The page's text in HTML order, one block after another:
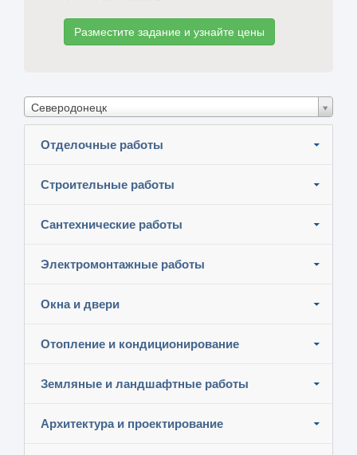
Разместите задание и узнайте цены
Северодонецк
Отделочные работы
Строительные работы
Сантехнические работы
Электромонтажные работы
Окна и двери
Отопление и кондиционирование
Земляные и ландшафтные работы
Архитектура и проектирование